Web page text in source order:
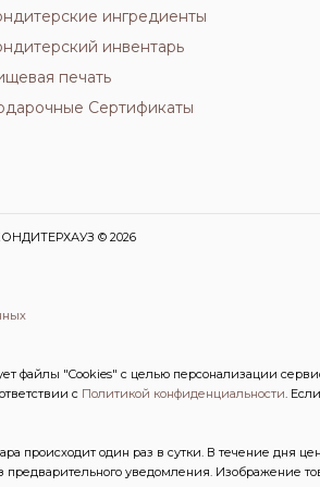
ингредиенты
инвентарь
печать
Сертификаты
© 2026
"Cookies" с целью персонализации
с Политикой конфиденциальности.
происходит один раз в сутки. В течение дня
уведомления. Изображение